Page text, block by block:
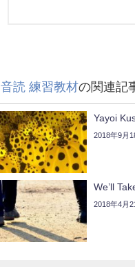
音読 練習教材の関連記
Yayoi
2018年9月
We’ll
2018年4月